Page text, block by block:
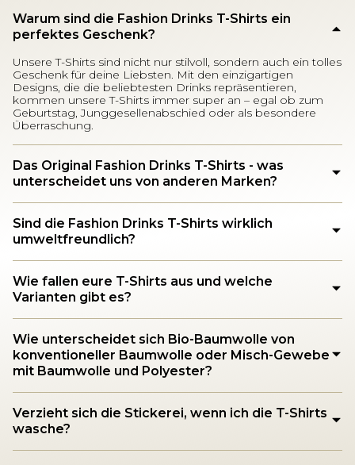
Warum sind die Fashion Drinks T-Shirts ein
perfektes Geschenk?
Unsere T-Shirts sind nicht nur stilvoll, sondern auch ein tolles
Geschenk für deine Liebsten. Mit den einzigartigen
Designs, die die beliebtesten Drinks repräsentieren,
kommen unsere T-Shirts immer super an – egal ob zum
Geburtstag, Junggesellenabschied oder als besondere
Überraschung.
Das Original Fashion Drinks T-Shirts - was
unterscheidet uns von anderen Marken?
Sind die Fashion Drinks T-Shirts wirklich
umweltfreundlich?
Wie fallen eure T-Shirts aus und welche
Varianten gibt es?
Wie unterscheidet sich Bio-Baumwolle von
konventioneller Baumwolle oder Misch-Gewebe
mit Baumwolle und Polyester?
Verzieht sich die Stickerei, wenn ich die T-Shirts
wasche?